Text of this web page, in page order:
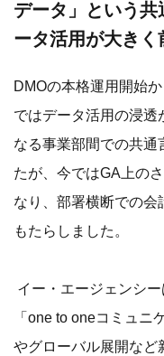
データ」という
ータ活用が大きく
DMOの本格運用開始
ではデータ活用の浸
なる事業部間での共通
たが、今ではGA上の
なり、部署横断での会
もたらしました。
イー・エージェンシ
「one to oneコミュニ
やグローバル展開など